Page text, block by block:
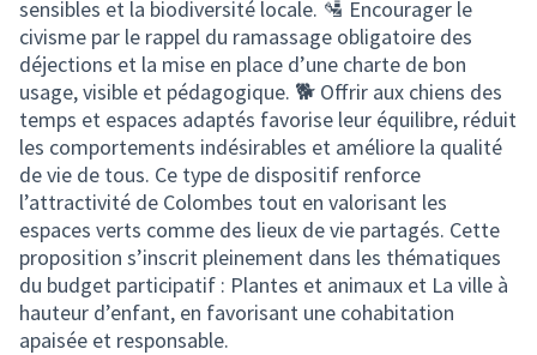
sensibles et la biodiversité locale. 🛂 Encourager le
civisme par le rappel du ramassage obligatoire des
déjections et la mise en place d’une charte de bon
usage, visible et pédagogique. 🐕 Offrir aux chiens des
temps et espaces adaptés favorise leur équilibre, réduit
les comportements indésirables et améliore la qualité
de vie de tous. Ce type de dispositif renforce
l’attractivité de Colombes tout en valorisant les
espaces verts comme des lieux de vie partagés. Cette
proposition s’inscrit pleinement dans les thématiques
du budget participatif : Plantes et animaux et La ville à
hauteur d’enfant, en favorisant une cohabitation
apaisée et responsable.